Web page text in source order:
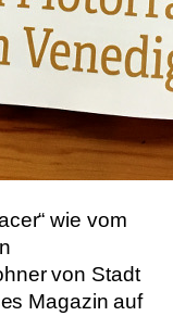
wie vom
von Stadt
Magazin auf